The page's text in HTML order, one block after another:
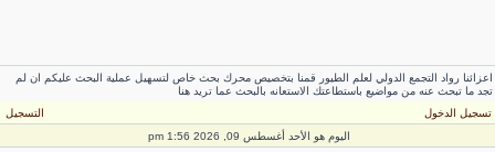
اعزائنا رواد التجمع الدولي لعلم الطيور قمنا بتخصيص محرك بحث خاص لتسهيل عملية البحث عليكم ان لم
تجد ما تبحث عنه من مواضيع باستطاعتك الاستعانه بالبحث عما تريد هنا
تسجيل الدخول
التسجيل
اليوم هو الأحد أغسطس 09, 2026 1:56 pm